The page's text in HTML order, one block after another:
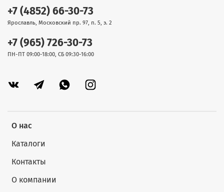
О нас
Каталоги
Контакты
О компании
+7 (4852) 66-30-73
Ярославль, Московский пр. 97, п. 5, э. 2
+7 (965) 726-30-73
ПН-ПТ 09:00-18:00, СБ 09:30-16:00